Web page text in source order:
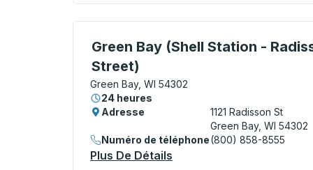
Green Bay (Shell Station -
Street)
Curbside Stop, utilisez les touches
Green Bay, WI 54302
24 heures
Adresse
1121 Radisson St
Green Bay, WI 54302
Numéro de téléphone(800) 858-8555
Plus De Détails